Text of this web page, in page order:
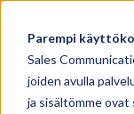
Parempi
Sales
joiden avulla
ja sisältömme ovat